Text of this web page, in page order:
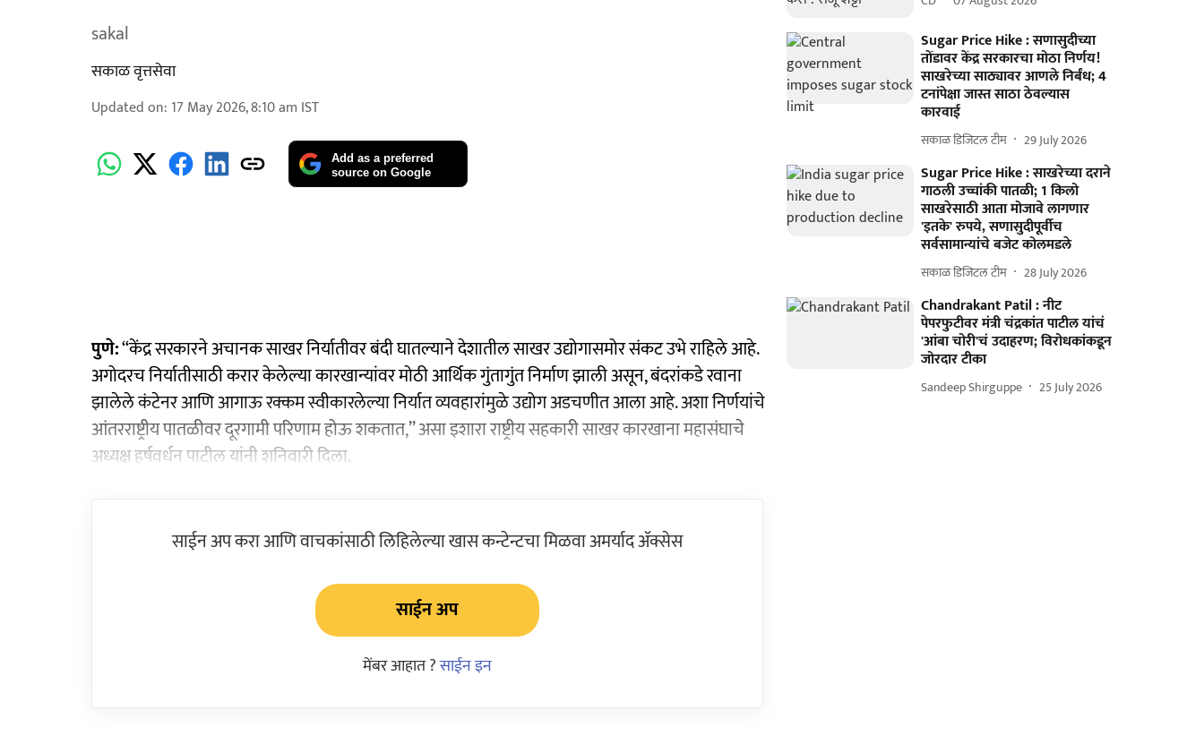
sakal
सकाळ वृत्तसेवा
Updated on: 17 May 2026, 8:10 am IST
Add as a preferred
source on Google
पुणे:‘‘केंद्र सरकारने अचानक साखर निर्यातीवर बंदी घातल्याने देशातील साखर उद्योगासमोर संकट उभे राहिले आहे.
अगोदरच निर्यातीसाठी करार केलेल्या कारखान्यांवर मोठी आर्थिक गुंतागुंत निर्माण झाली असून, बंदरांकडे रवाना
झालेले कंटेनर आणि आगाऊ रक्कम स्वीकारलेल्या निर्यात व्यवहारांमुळे उद्योग अडचणीत आला आहे. अशा निर्णयांचे
आंतरराष्ट्रीय पातळीवर दूरगामी परिणाम होऊ शकतात,’’ असा इशारा राष्ट्रीय सहकारी साखर कारखाना महासंघाचे
अध्यक्ष हर्षवर्धन पाटील यांनी शनिवारी दिला.
साईन अप करा आणि वाचकांसाठी लिहिलेल्या खास कन्टेन्टचा मिळवा अमर्याद ॲक्सेस
साईन अप
मेंबर आहात ?साईन इन
Sugar Price Hike : सणासुदीच्या
तोंडावर केंद्र सरकारचा मोठा निर्णय!
साखरेच्या साठ्यावर आणले निर्बंध; 4
टनांपेक्षा जास्त साठा ठेवल्यास
कारवाई
सकाळ डिजिटल टीम 29 July 2026
Sugar Price Hike : साखरेच्या दराने
गाठली उच्चांकी पातळी; 1 किलो
साखरेसाठी आता मोजावे लागणार
'इतके' रुपये, सणासुदीपूर्वीच
सर्वसामान्यांचे बजेट कोलमडले
सकाळ डिजिटल टीम 28 July 2026
Chandrakant Patil : नीट
पेपरफुटीवर मंत्री चंद्रकांत पाटील यांचं
'आंबा चोरी'चं उदाहरण; विरोधकांकडून
जोरदार टीका
Sandeep Shirguppe 25 July 2026